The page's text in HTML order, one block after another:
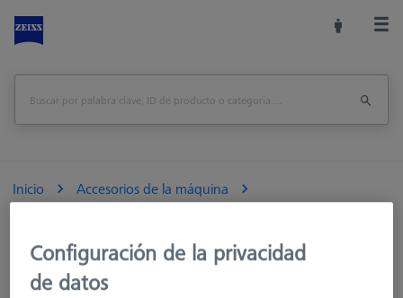
Inicio
Accesorios de la máquina
Racks de Sensores
Bastidores de sensores
MSR 2.0
Multi-Sensor-Rack (MSR) 2.0
Configuración de la privacidad
de datos